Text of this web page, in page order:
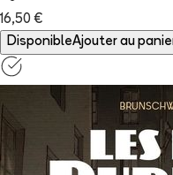
16,50 €
DisponibleAjouter au